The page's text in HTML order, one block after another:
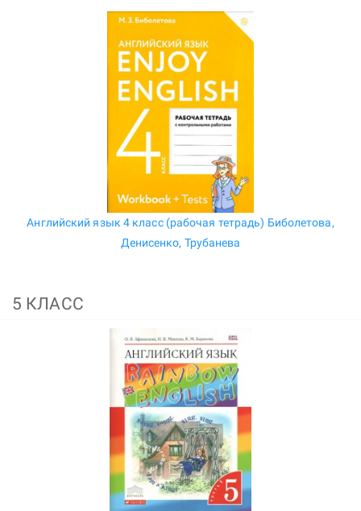
Английский язык 4 класс (рабочая тетрадь) Биболетова,
Денисенко, Трубанева
5 КЛАСС